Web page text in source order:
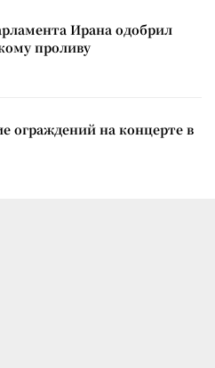
Ирана одобрил
проливу
ограждений на концерте в